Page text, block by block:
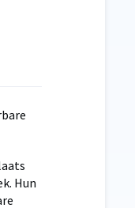
Hun